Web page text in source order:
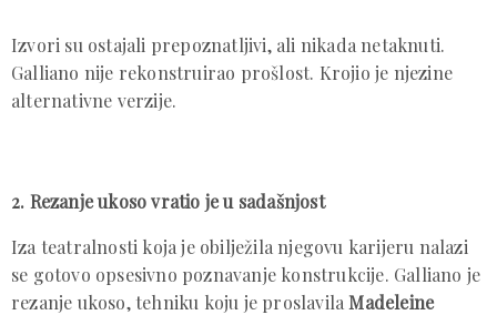
Izvori su ostajali prepoznatljivi, ali nikada netaknuti.
Galliano nije rekonstruirao prošlost. Krojio je njezine
alternativne verzije.
2. Rezanje ukoso vratio je u sadašnjost
Iza teatralnosti koja je obilježila njegovu karijeru nalazi
se gotovo opsesivno poznavanje konstrukcije. Galliano je
rezanje ukoso, tehniku koju je proslavila Madeleine